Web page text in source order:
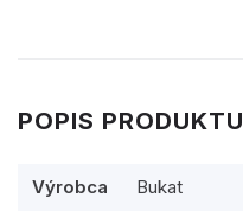
POPIS PRODUKTU
Výrobca Bukat